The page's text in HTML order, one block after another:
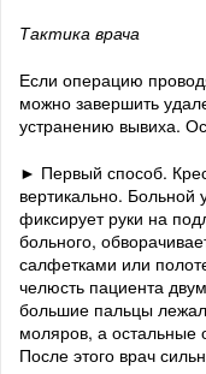
Тактика врача
Если операцию
можно завершить
устранению вывиха.
► Первый способ.
вертикально. Больной
фиксирует руки на
больного,
салфетками или
челюсть пациента
большие пальцы
моляров, а остальные
После этого врач